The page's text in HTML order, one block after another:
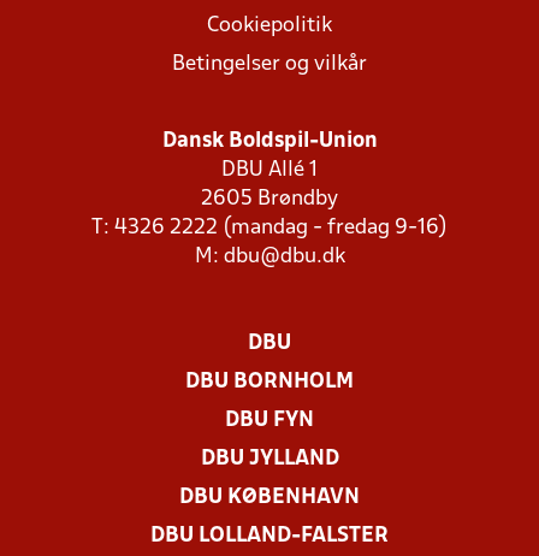
Cookiepolitik
Betingelser og vilkår
Dansk Boldspil-Union
DBU Allé 1
2605 Brøndby
T: 4326 2222 (mandag - fredag 9-16)
M: dbu@dbu.dk
DBU
DBU BORNHOLM
DBU FYN
DBU JYLLAND
DBU KØBENHAVN
DBU LOLLAND-FALSTER